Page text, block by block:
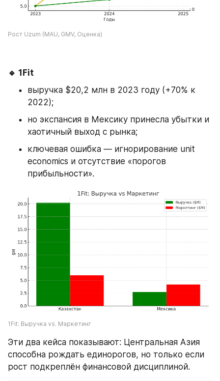
Рост Uzum (MAU, GMV, Оценка)
🔹 1Fit
выручка $20,2 млн в 2023 году (+70% к
2022);
но экспансия в Мексику принесла убытки и
хаотичный выход с рынка;
ключевая ошибка — игнорирование unit
economics и отсутствие «порогов
прибыльности».
1Fit: Выручка vs. Маркетинг
Эти два кейса показывают: Центральная Азия
способна рождать единорогов, но только если
рост подкреплён финансовой дисциплиной.